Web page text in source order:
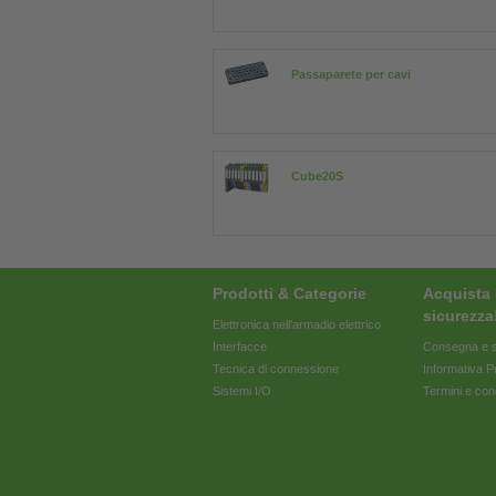
Passaparete per cavi
Cube20S
Prodotti & Categorie
Elettronica nell'armadio elettrico
Interfacce
Tecnica di connessione
Sistemi I/O
Acquista
Consegna e
Informativa
Termini e